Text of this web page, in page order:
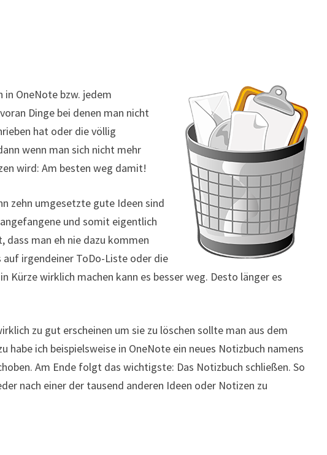
in OneNote bzw. jedem
Dinge bei denen man nicht
hat oder die völlig
wenn man sich nicht mehr
wird: Am besten weg damit!
zehn umgesetzte gute Ideen sind
und somit eigentlich
dass man eh nie dazu kommen
auf irgendeiner ToDo-Liste oder die
Kürze wirklich machen kann es besser weg. Desto länger es
zu gut erscheinen um sie zu löschen sollte man aus dem
habe ich beispielsweise in OneNote ein neues Notizbuch namens
Am Ende folgt das wichtigste: Das Notizbuch schließen. So
nach einer der tausend anderen Ideen oder Notizen zu